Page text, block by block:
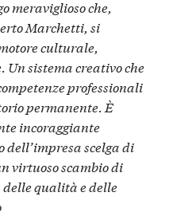
meraviglioso che,
Marchetti, si
culturale,
Un sistema creativo che
professionali
permanente. È
incoraggiante
dell’impresa scelga di
virtuoso scambio di
qualità e delle